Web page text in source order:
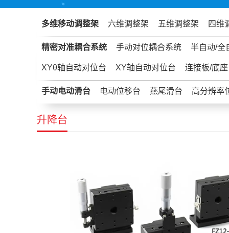
多维移动调整架 六维调整架 五维调整架 四维
精密对准耦合系统 手动对位耦合系统 半自动/全
XYθ轴自动对位台 XY轴自动对位台 连接板/底座
手动电动滑台 电动位移台 燕尾滑台 高分辨率
升降台